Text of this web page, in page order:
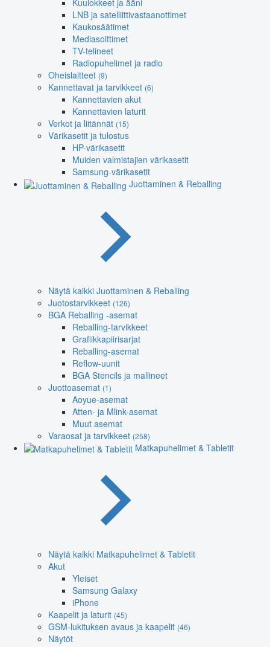
Kuulokkeet ja ääni
LNB ja satelliittivastaanottimet
Kaukosäätimet
Mediasoittimet
TV-telineet
Radiopuhelimet ja radio
Oheislaitteet (9)
Kannettavat ja tarvikkeet (6)
Kannettavien akut
Kannettavien laturit
Verkot ja liitännät (15)
Värikasetit ja tulostus
HP-värikasetit
Muiden valmistajien värikasetit
Samsung-värikasetit
Juottaminen & Reballing
Näytä kaikki Juottaminen & Reballing
Juotostarvikkeet (126)
BGA Reballing -asemat
Reballing-tarvikkeet
Grafiikkapiirisarjat
Reballing-asemat
Reflow-uunit
BGA Stencils ja mallineet
Juottoasemat (1)
Aoyue-asemat
Atten- ja Mlink-asemat
Muut asemat
Varaosat ja tarvikkeet (258)
Matkapuhelimet & Tabletit
Näytä kaikki Matkapuhelimet & Tabletit
Akut
Yleiset
Samsung Galaxy
iPhone
Kaapelit ja laturit (45)
GSM-lukituksen avaus ja kaapelit (46)
Näytöt